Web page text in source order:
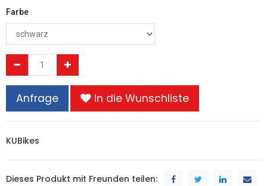
Farbe
Anfrage In die Wunschliste
KUBikes
Dieses Produkt mit Freunden teilen: